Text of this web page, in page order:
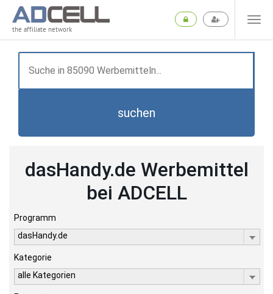
the affiliate network
suchen
dasHandy.de Werbemittel
bei ADCELL
Programm
dasHandy.de
Kategorie
alle Kategorien